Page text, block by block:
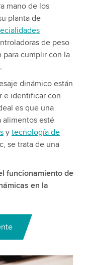
mano de los
planta de
de peso
para cumplir con la
dinámico están
e identificar con
es que una
alimentos esté
y tecnología de
se trata de una
funcionamiento de
en la